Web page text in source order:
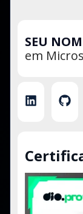
SEU
em